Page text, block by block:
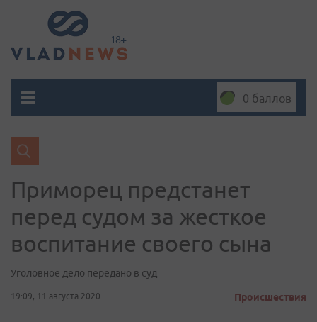
0 баллов
Приморец предстанет
перед судом за жесткое
воспитание своего сына
Уголовное дело передано в суд
19:09, 11 августа 2020 Происшествия